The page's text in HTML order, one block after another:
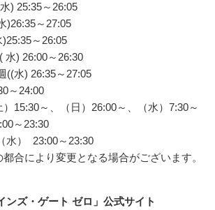
) 25:35～26:05
～27:05
～26:05
) 26:00～26:30
水) 26:35～27:05
～24:00
15:30～、（日）26:00～、（水）7:30～
～23:30
水） 23:00～23:30
合により変更となる場合がございます。
ンズ・ゲート ゼロ」公式サイト